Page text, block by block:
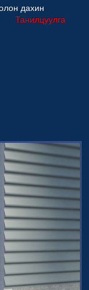
дахин
Танилцуулга